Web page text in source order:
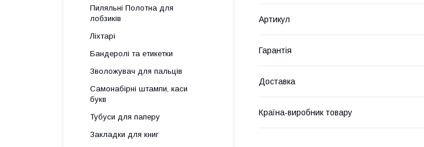
Артикул
Гарантія
Доставка
Країна-виробник товару
Пиляльні Полотна для
лобзиків
Ліхтарі
Бандеролі та етикетки
Зволожувач для пальців
Самонабірні штампи, каси
букв
Тубуси для паперу
Закладки для книг